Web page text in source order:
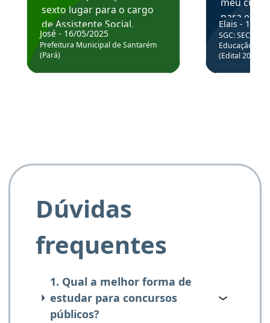
sexto lugar para o cargo
de Assistente Social.
Hoje estou atuando na
Prefeitura de Santarém.
José - 16/05/2025
Prefeitura Municipal de Santarém
(Pará)
para
colocar
através
de
Elais - 15/
SGC: SEC BA
Educação
(Edital
Dúvidas
frequentes
1. Qual a melhor forma de
estudar para concursos
públicos?